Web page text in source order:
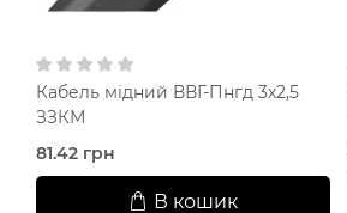
Кабель мідний ВВГ-Пнгд 3х2,5
ЗЗКМ
81.42 грн
В кошик